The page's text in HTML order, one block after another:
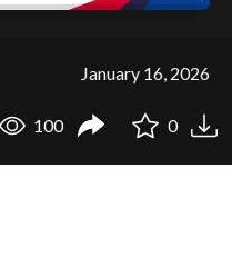
January 16, 2026
100 0